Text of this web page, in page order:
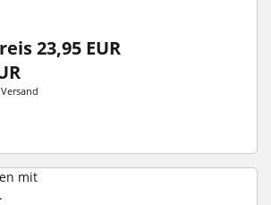
23,95 EUR
Versand